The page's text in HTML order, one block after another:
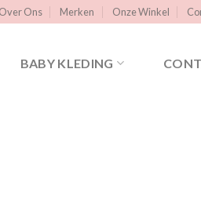
Over Ons Merken Onze Winkel
BABY KLEDING